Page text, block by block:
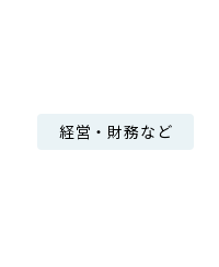
経営・財務など